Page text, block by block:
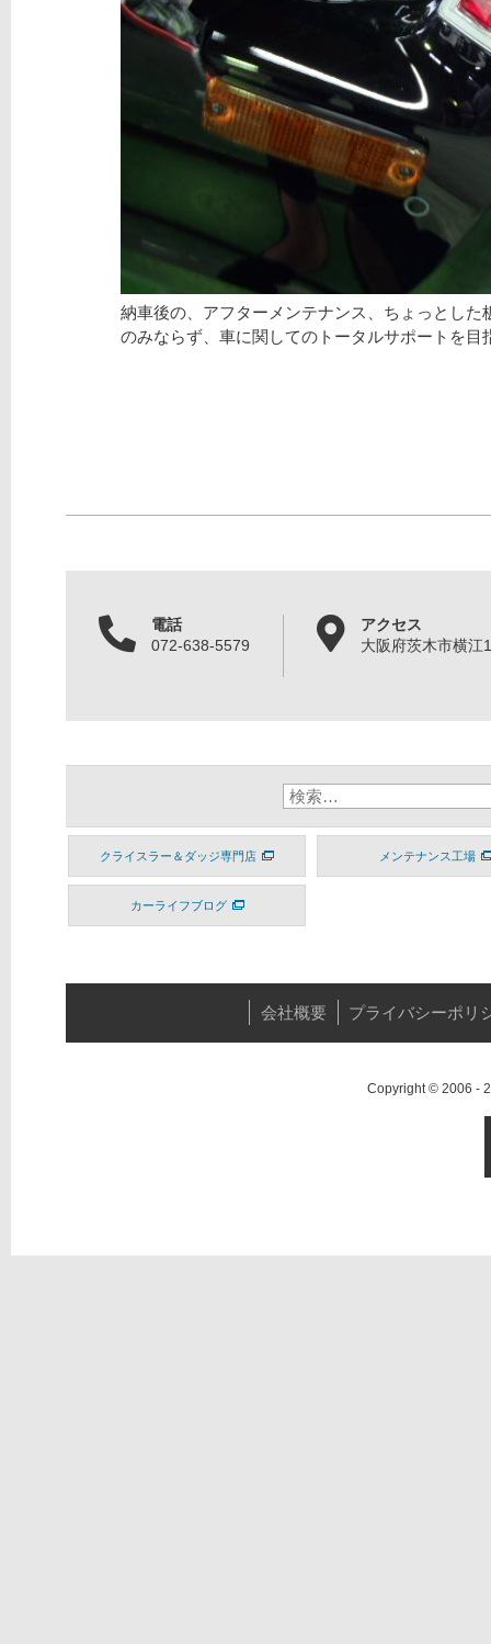
納車後の、アフターメンテナンス、ちょっとした
のみならず、車に関してのトータルサポートを目
電話
072-638-5579
アクセス
大阪府茨木市横江
クライスラー＆ダッジ専門店 メンテナンス工場
カーライフブログ
会社概要 プライバシーポリ
Copyright © 2006 -